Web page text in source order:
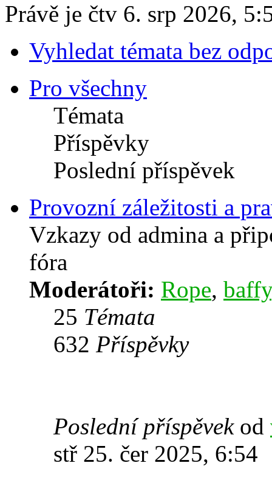
Právě je čtv 6. srp 2026,
Vyhledat témata bez
Pro všechny
Témata
Příspěvky
Poslední příspěvek
Provozní záležitosti a
Vzkazy od admina a
fóra
Moderátoři: Rope, baffy
25 Témata
632 Příspěvky
Poslední příspěvekod
stř 25. čer 2025, 6:54